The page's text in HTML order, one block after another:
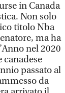
in Canada
Non solo
titolo Nba
ma ha
nel 2020
canadese
passato al
da